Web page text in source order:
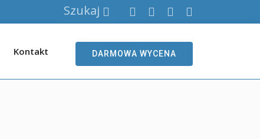
Szukaj
Kontakt DARMOWA WYCENA